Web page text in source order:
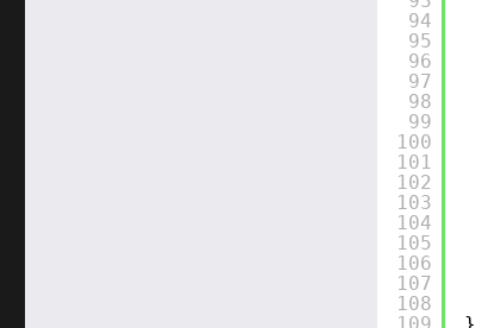
94
95
96
97
98
99
100
101
102
103
104
105
106
107
108
109
}